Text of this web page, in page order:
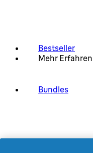
Bestseller
Mehr Erfahren
Bundles